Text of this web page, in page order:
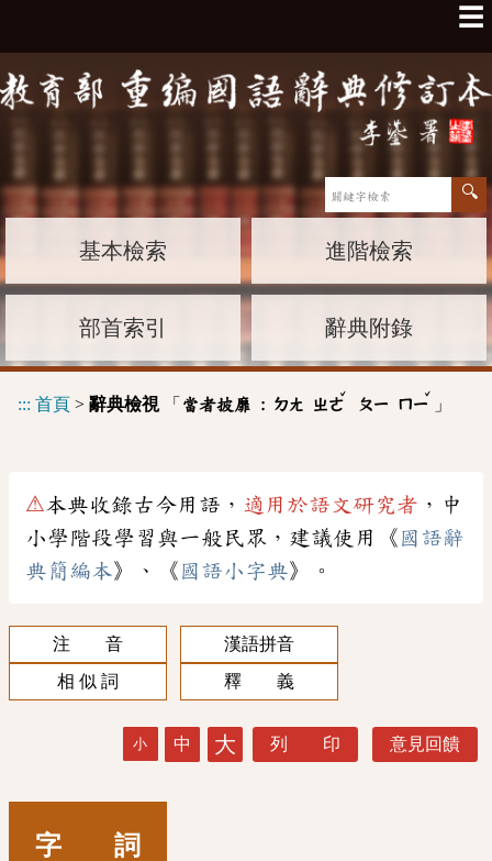
☰
基本檢索 進階檢索
部首索引 辭典附錄
::: 首頁 > 辭典檢視「 當者披靡 : ㄉㄤ ㄓㄜ
ˇ
ㄆㄧ ㄇㄧ
ˇ
」
⚠本典收錄古今用語， 適用於語文研究者 ，中
小學階段學習與一般民眾，建議使用《 國語辭
典簡編本》、《 國語小字典》。
注 音
漢語拼音
相 似 詞
釋 義
小 中 大 列 印 意見回饋
字 詞